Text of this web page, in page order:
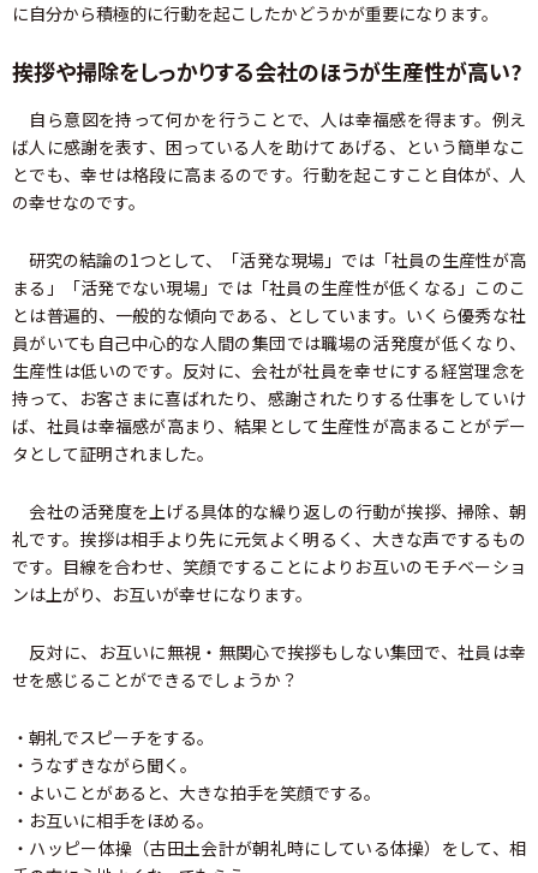
に自分から積極的に行動を起こしたかどうかが重要になります。
挨拶や掃除をしっかりする会社のほうが生産性が高い?
自ら意図を持って何かを行うことで、人は幸福感を得ます。例え
ば人に感謝を表す、困っている人を助けてあげる、という簡単なこ
とでも、幸せは格段に高まるのです。行動を起こすこと自体が、人
の幸せなのです。
研究の結論の1つとして、「活発な現場」では「社員の生産性が高
まる」「活発でない現場」では「社員の生産性が低くなる」このこ
とは普遍的、一般的な傾向である、としています。いくら優秀な社
員がいても自己中心的な人間の集団では職場の活発度が低くなり、
生産性は低いのです。反対に、会社が社員を幸せにする経営理念を
持って、お客さまに喜ばれたり、感謝されたりする仕事をしていけ
ば、社員は幸福感が高まり、結果として生産性が高まることがデー
タとして証明されました。
会社の活発度を上げる具体的な繰り返しの行動が挨拶、掃除、朝
礼です。挨拶は相手より先に元気よく明るく、大きな声でするもの
です。目線を合わせ、笑顔ですることによりお互いのモチベーショ
ンは上がり、お互いが幸せになります。
反対に、お互いに無視・無関心で挨拶もしない集団で、社員は幸
せを感じることができるでしょうか？
・朝礼でスピーチをする。
・うなずきながら聞く。
・よいことがあると、大きな拍手を笑顔でする。
・お互いに相手をほめる。
・ハッピー体操（古田土会計が朝礼時にしている体操）をして、相